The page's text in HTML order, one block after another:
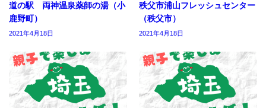
道の駅 両神温泉薬師の湯（小
鹿野町）
2021年4月18日
秩父市浦山フレッシュセンター
（秩父市）
2021年4月18日